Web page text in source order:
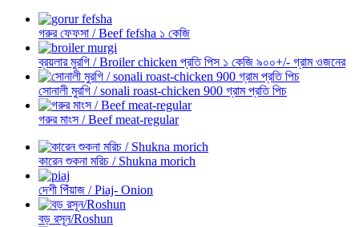
গরুর ফেফসা / Beef fefsha ১ কেজি
ব্রয়লার মুরগি / Broiler chicken প্রতি পিস ১ কেজি ৯০০+/- গ্রাম ওজনের
সোনালী মুরগি / sonali roast-chicken 900 গ্রাম প্রতি পিচ
গরুর মাংস / Beef meat-regular
কারেন শুকনা মরিচ / Shukna morich
দেশী পিঁয়াজ / Piaj- Onion
বড় রসূন/Roshun